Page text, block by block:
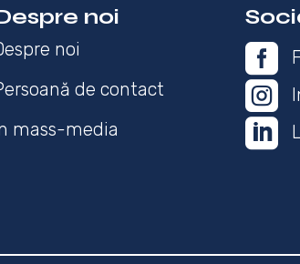
noi
noi
de contact
mass-media


